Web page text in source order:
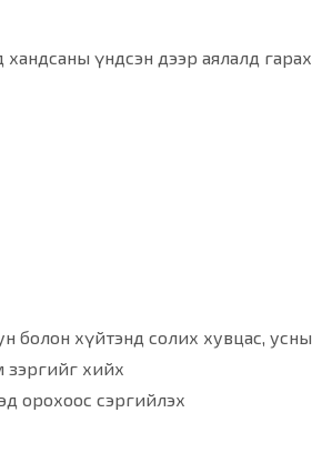
үндсэн дээр аялалд гарах
болон хүйтэнд солих хувцас, усны
зэргийг хийх
орохоос сэргийлэх